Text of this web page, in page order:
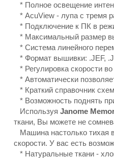
* Полное освещение
* AcuView - лупа с тремя
* Подключение к ПК в
* Максимальный размер
* Система линейного
* Формат вышивки: .JEF,
* Регулировка скорости
* Автоматически
* Краткий справочник схем
* Возможность поднять
Используя Janome
ткани, Вы можете не
Машина настолько тихая
скорости. У вас есть
* Натуральные ткани -